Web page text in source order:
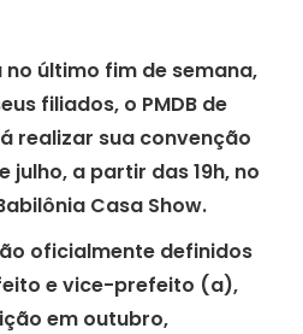
no último fim de semana,
filiados, o PMDB de
realizar sua convenção
julho, a partir das 19h, no
Casa Show.
oficialmente definidos
e vice-prefeito (a),
em outubro,